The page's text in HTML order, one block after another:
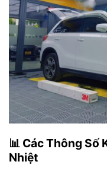
📊 Các Thông Số
Nhiệt